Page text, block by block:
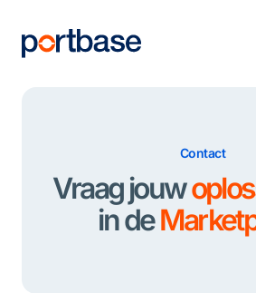
inhoud
Contact
Vraag jouw
in de